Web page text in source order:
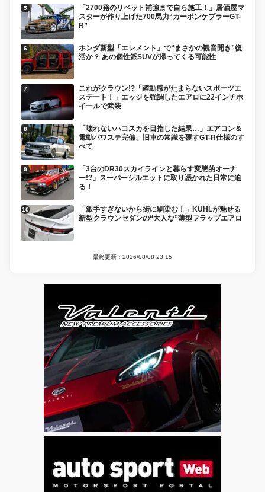
「2700発のリベット補強まで自ら施工！」居酒屋マ
スターが作り上げた700馬力“カーボンケブラーGT-
R”
ホンダ新型「エレメント」で“まさかの観音開き”復
活か？ あの個性派SUVが帰ってくる可能性
これがクラウン!?「躍動感がたまらないスポーツエ
ステート！」エッジを強調したエアロに22インチホ
イールで武装
「壊れないハコスカを目指した結果…」エアコン＆
電動パワステ完備、旧車の常識を覆すGT-R仕様のす
べて
「3台のDR30スカイラインと暮らす変態的オーナ
ー!?」スーパーシルエットに取り憑かれた日常に迫
る！
「派手すぎないから街に馴染む！」KUHLが魅せる
新型クラウンセダンの“大人な”薄型フラップエアロ
最終更新：2026/08/08 23:15